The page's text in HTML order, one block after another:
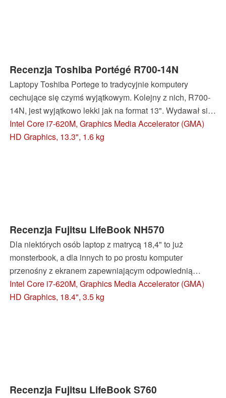
Recenzja Toshiba Portégé R700-14N
Laptopy Toshiba Portege to tradycyjnie komputery
cechujące się czymś wyjątkowym. Kolejny z nich, R700-
14N, jest wyjątkowo lekki jak na format 13". Wydawał się
on bliski ideałowi laptopa dla naszej redakcji. Poręczny, z
wydajnym procesorem do edycji zdjęć, z matową matrycą
Intel Core i7-620M, Graphics Media Accelerator (GMA)
HD Graphics, 13.3", 1.6 kg
Recenzja Fujitsu LifeBook NH570
Dla niektórych osób laptop z matrycą 18,4" to już
monsterbook, a dla innych to po prostu komputer
przenośny z ekranem zapewniającym odpowiednią
wygodę użytkowania. Jeżeli Fujitsu NH570 jest
potworem, to łagodnym, pozbawionym ikry.
Intel Core i7-620M, Graphics Media Accelerator (GMA)
HD Graphics, 18.4", 3.5 kg
Recenzja Fujitsu LifeBook S760